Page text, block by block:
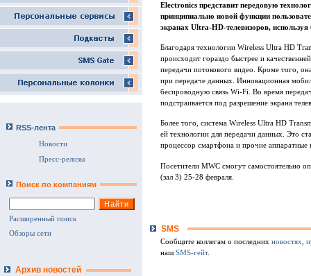
RSS-лента
Новости
Пресс-релизы
Поиск по компаниям
Расширенный поиск
Обзоры сети
Архив новостей
Electronics представит передовую
принципиально новой функции
экранах Ultra-HD-телевизоров,
Благодаря технологии Wireless Ultra HD
происходит гораздо быстрее и
передачи потокового видео. Кроме того,
при передаче данных. Инновационная
беспроводную связь Wi-Fi. Во время
подстраивается под разрешение экрана
Более того, система Wireless Ultra HD
ей технологии для передачи данных. Это
процессор смартфона и прочие аппаратные
Посетители MWC смогут самостоятельно
(зал 3) 25-28 февраля.
SMS
Сообщите коллегам о последних новостях,
нашSMS-гейт.